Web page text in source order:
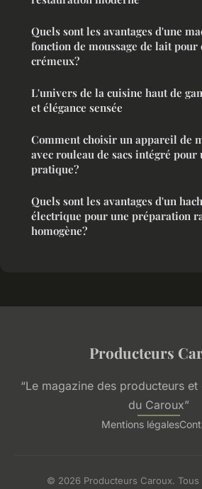
Quels sont les avantages d'une
fonction de moussage de lait pour
crémeux?
L'univers de la cuisine haut de
et élégance sensée
Comment choisir un appareil de
avec rouleau de sacs intégré
pratique?
Quels sont les avantages d'un
électrique pour une préparation
homogène?
Producteurs
“Le magazine des producteurs
du Caroux”
Mentions légales
© 2026 Producteurs Caroux. Tous